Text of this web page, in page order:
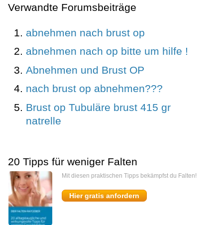
Verwandte Forumsbeiträge
abnehmen nach brust op
abnehmen nach op bitte um hilfe !
Abnehmen und Brust OP
nach brust op abnehmen???
Brust op Tubuläre brust 415 gr
natrelle
20 Tipps für weniger Falten
Mit diesen praktischen Tipps bekämpfst du Falten!
Hier gratis anfordern